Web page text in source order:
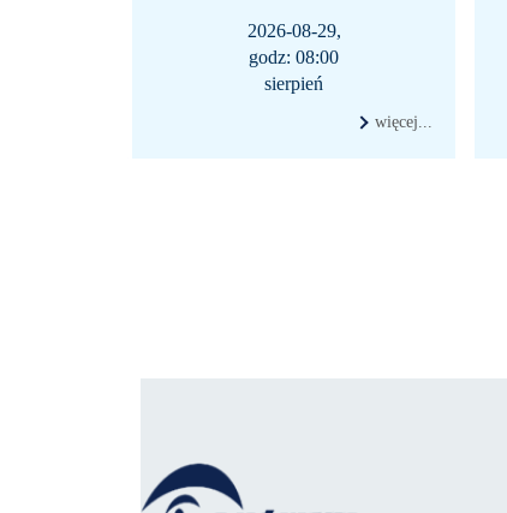
2026-08-29,
godz: 08:00
sierpień
więcej...